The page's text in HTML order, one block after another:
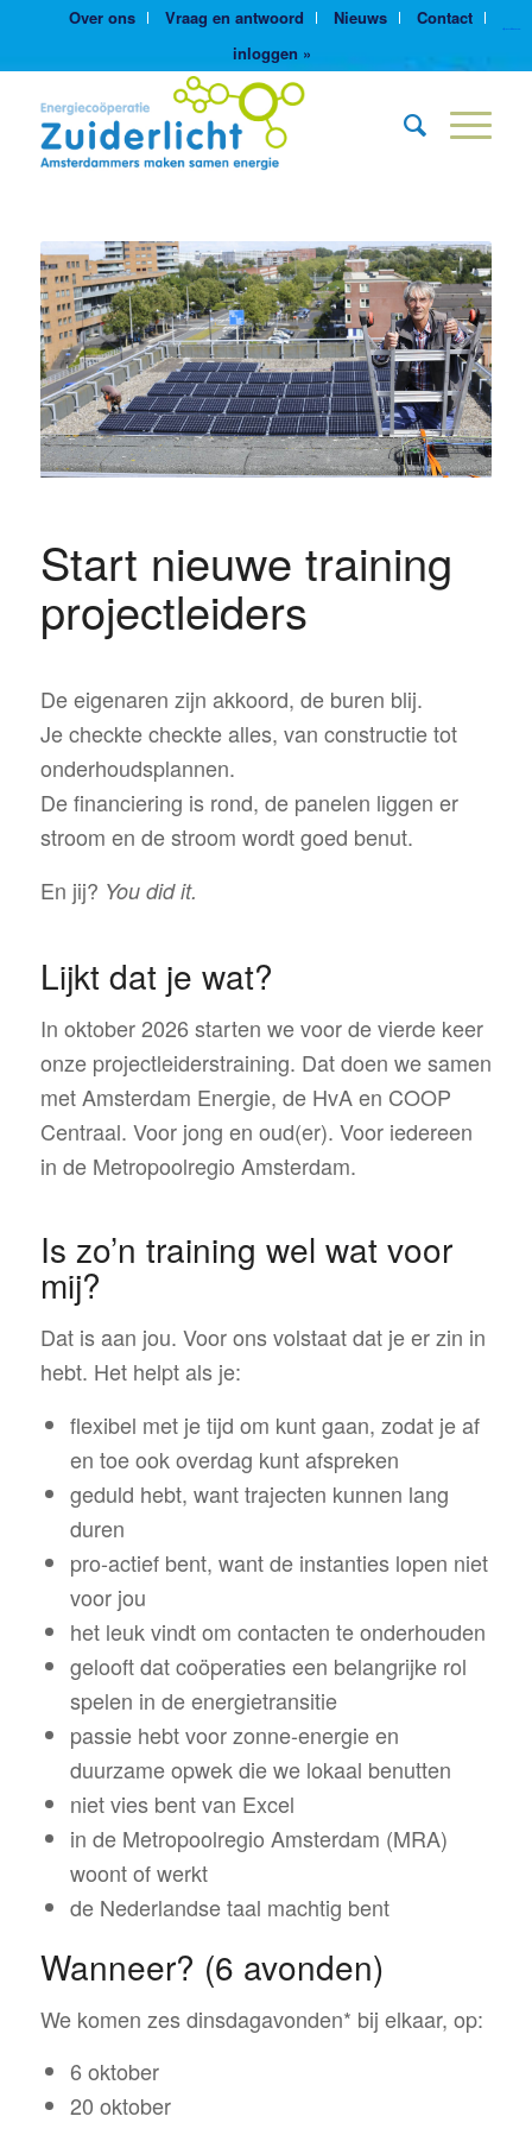
Over ons Vraag en antwoord Nieuws
Contact
inloggen »
Start nieuwe training
projectleiders
De eigenaren zijn akkoord, de buren blij.
Je checkte checkte alles, van constructie tot
onderhoudsplannen.
De financiering is rond, de panelen liggen er
stroom en de stroom wordt goed benut.
En jij? You did it.
Lijkt dat je wat?
In oktober 2026 starten we voor de vierde keer
onze projectleiderstraining. Dat doen we samen
met Amsterdam Energie, de HvA en COOP
Centraal. Voor jong en oud(er). Voor iedereen
in de Metropoolregio Amsterdam.
Is zo’n training wel wat voor
mij?
Dat is aan jou. Voor ons volstaat dat je er zin in
hebt. Het helpt als je:
flexibel met je tijd om kunt gaan, zodat je af
en toe ook overdag kunt afspreken
geduld hebt, want trajecten kunnen lang
duren
pro-actief bent, want de instanties lopen niet
voor jou
het leuk vindt om contacten te onderhouden
gelooft dat coöperaties een belangrijke rol
spelen in de energietransitie
passie hebt voor zonne-energie en
duurzame opwek die we lokaal benutten
niet vies bent van Excel
in de Metropoolregio Amsterdam (MRA)
woont of werkt
de Nederlandse taal machtig bent
Wanneer? (6 avonden)
We komen zes dinsdagavonden* bij elkaar, op:
6 oktober
20 oktober